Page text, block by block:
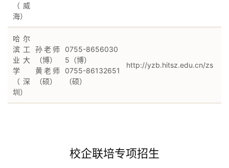
（威
海）
哈尔
滨工
业大
学
（深
圳）
孙老师
（博）
黄老师
（硕）
0755-8656030
5（博）
0755-86132651
（硕）
http://yzb.hitsz.edu.cn/zs
校企联培专项招生